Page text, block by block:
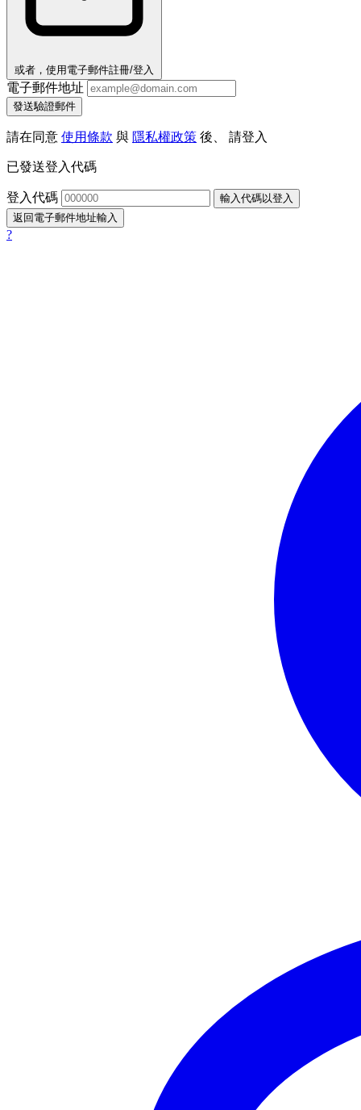
或者，使用電子郵件註冊/登入
電子郵件地址
發送驗證郵件
請在同意 使用條款 與 隱私權政策 後、 請登入
已發送登入代碼
登入代碼
輸入代碼以登入
返回電子郵件地址輸入
?